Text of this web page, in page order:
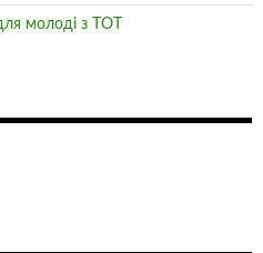
молоді з ТОТ